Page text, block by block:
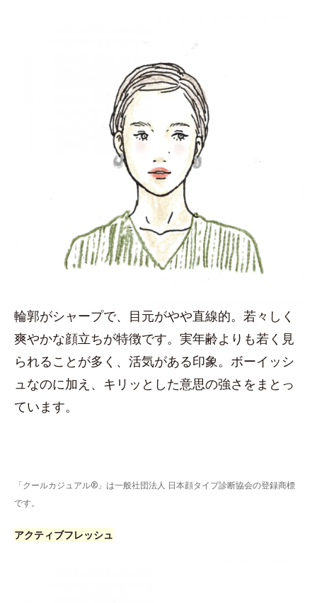
輪郭がシャープで、目元がやや直線的。若々しく
爽やかな顔立ちが特徴です。実年齢よりも若く見
られることが多く、活気がある印象。ボーイッシ
ュなのに加え、キリッとした意思の強さをまとっ
ています。
「クールカジュアル®」は一般社団法人 日本顔タイプ診断協会の登録商標
です。
アクティブフレッシュ